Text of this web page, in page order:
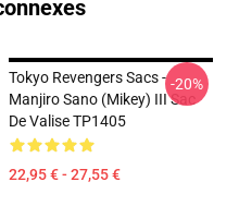
Tokyo Revengers Sacs -
Manjiro Sano (Mikey) III Sac
De Valise TP1405
22,95 € - 27,55 €
-20%